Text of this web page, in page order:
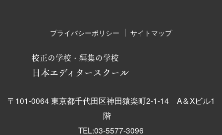
校正の学校・編集の学校
日本エディタースクール
〒101-0064 東京都千代田区神田猿楽町2-1-14 A＆Xビル1
階
TEL:03-5577-3096
プライバシーポリシー サイトマップ